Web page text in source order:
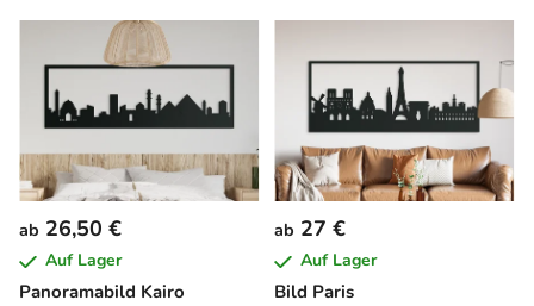
Panoramabild Kairo
ab 26,50 €
Auf Lager
Bild Paris
ab 27 €
Auf Lager